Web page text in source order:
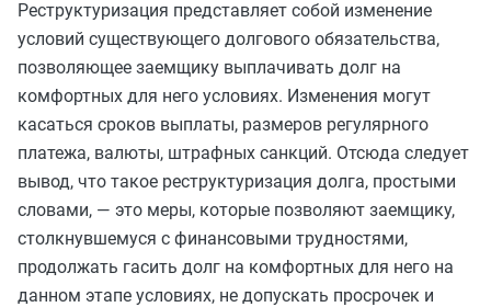
Реструктуризация представляет собой изменение
условий существующего долгового обязательства,
позволяющее заемщику выплачивать долг на
комфортных для него условиях. Изменения могут
касаться сроков выплаты, размеров регулярного
платежа, валюты, штрафных санкций. Отсюда следует
вывод, что такое реструктуризация долга, простыми
словами, — это меры, которые позволяют заемщику,
столкнувшемуся с финансовыми трудностями,
продолжать гасить долг на комфортных для него на
данном этапе условиях, не допускать просрочек и